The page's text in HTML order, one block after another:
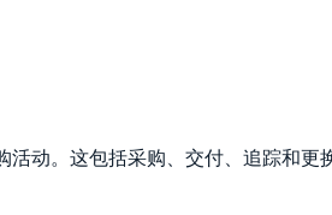
活动。这包括采购、交付、追踪和更